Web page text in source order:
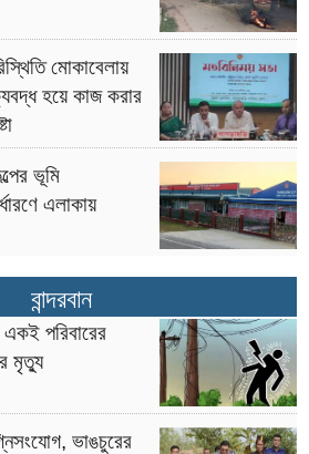
মোকাবেলায়
হয়ে কাজ করার
ভূমি
এলাকায়
বান্দরবান
একই পরিবারের
মৃত্যু
ভাঙচুরের